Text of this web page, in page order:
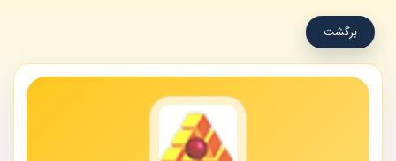
برگشت